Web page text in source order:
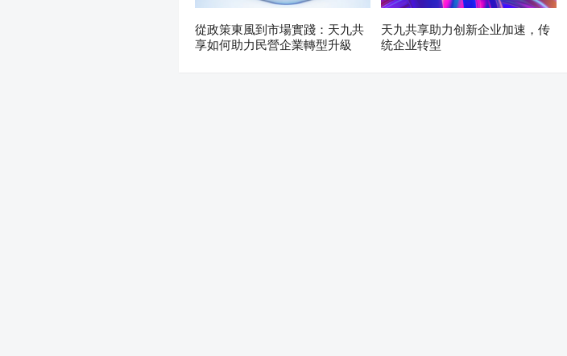
從政策東風到市場實踐：天九共
享如何助力民營企業轉型升級
天九共享助力创新企业加速，传
统企业转型